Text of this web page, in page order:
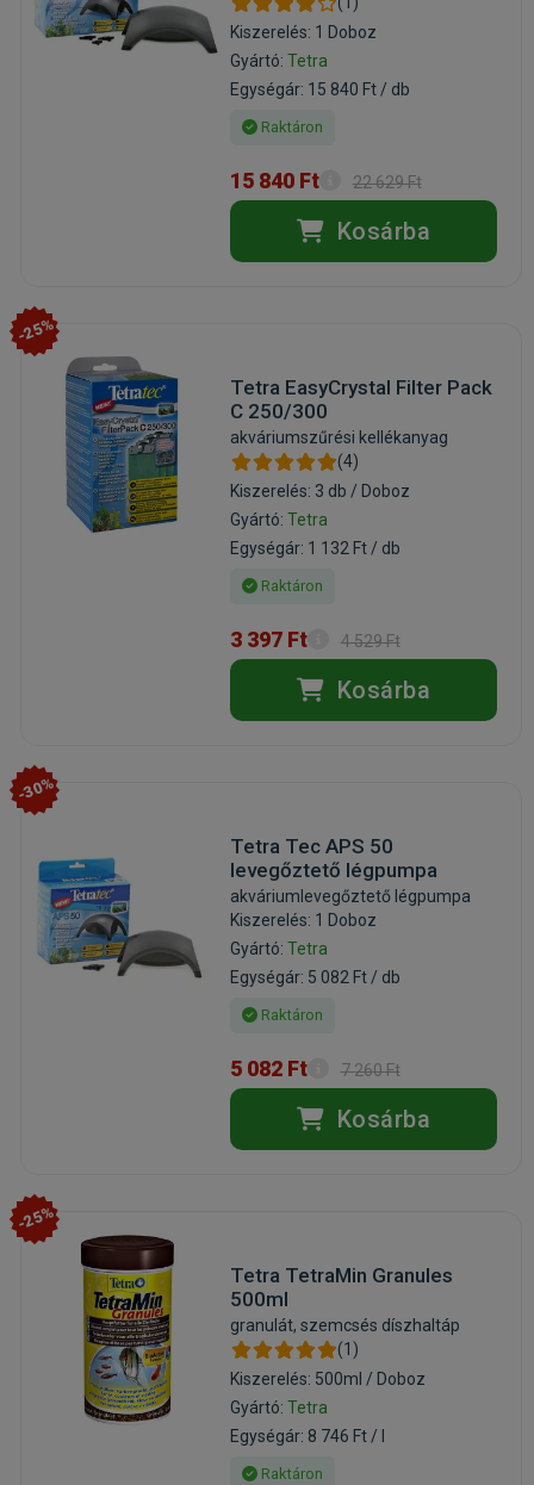
Kiszerelés: 1 Doboz
Gyártó: Tetra
Egységár: 15 840 Ft / db
Raktáron
15 840 Ft 22 629 Ft
Kosárba
-25%
Tetra EasyCrystal Filter Pack
C 250/300
akváriumszűrési kellékanyag
(4)
Kiszerelés: 3 db / Doboz
Gyártó: Tetra
Egységár: 1 132 Ft / db
Raktáron
3 397 Ft 4 529 Ft
Kosárba
-30%
Tetra Tec APS 50
levegőztető légpumpa
akváriumlevegőztető légpumpa
Kiszerelés: 1 Doboz
Gyártó: Tetra
Egységár: 5 082 Ft / db
Raktáron
5 082 Ft 7 260 Ft
Kosárba
-25%
Tetra TetraMin Granules
500ml
granulát, szemcsés díszhaltáp
(1)
Kiszerelés: 500ml / Doboz
Gyártó: Tetra
Egységár: 8 746 Ft / l
Raktáron